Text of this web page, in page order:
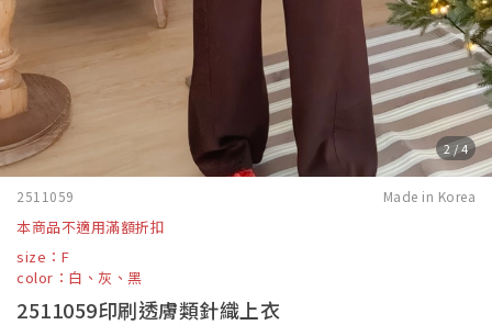
2/4
2511059 Made in Korea
本商品不適用滿額折扣
size：F
color：白、灰、黑
2511059印刷透膚類針織上衣